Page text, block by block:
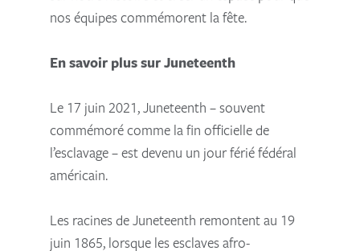
nos équipes commémorent la fête.
En savoir plus sur Juneteenth
Le 17 juin 2021, Juneteenth – souvent
commémoré comme la fin officielle de
l’esclavage – est devenu un jour férié fédéral
américain.
Les racines de Juneteenth remontent au 19
juin 1865, lorsque les esclaves afro-